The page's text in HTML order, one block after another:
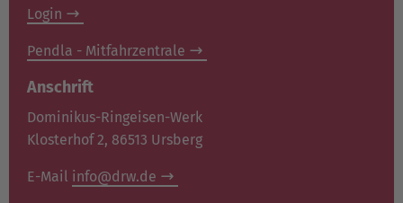
Login
Pendla - Mitfahrzentrale
Anschrift
Dominikus-Ringeisen-Werk
Klosterhof 2, 86513 Ursberg
E-Mail info@drw.de